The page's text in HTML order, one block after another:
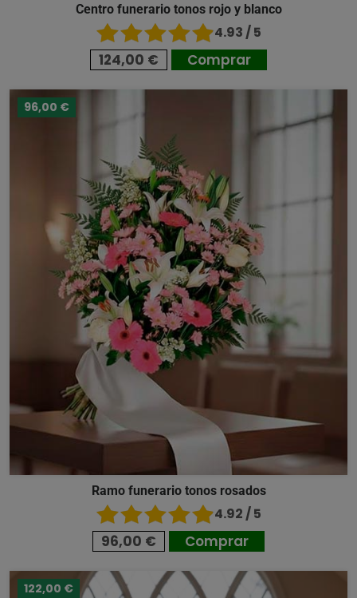
Centro funerario tonos rojo y blanco
4.93 / 5
124,00 € Comprar
96,00 €
Ramo funerario tonos rosados
4.92 / 5
96,00 € Comprar
122,00 €